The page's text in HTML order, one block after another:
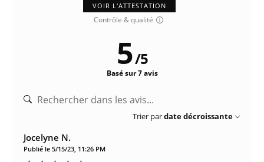
VOIR L'ATTESTATION
Contrôle & qualité
5/5
Basé sur 7 avis
Trier pardate décroissante
Jocelyne N.
Publié le 5/15/23, 11:26 PM